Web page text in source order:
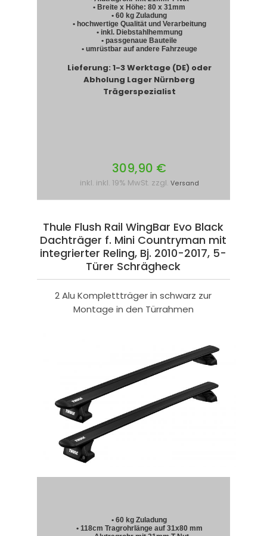
• Breite x Höhe: 80 x 31mm
• 60 kg Zuladung
• hochwertige Qualität und Verarbeitung
• inkl. Diebstahlhemmung
• passgenaue Bauteile
• umrüstbar auf andere Fahrzeuge
Lieferung: 1-3 Werktage (DE) oder
Abholung Lager Nürnberg
Trägerspezialist
309,90 €
inkl. inkl. 19% MwSt. zzgl. Versand
Thule Flush Rail WingBar Evo Black
Dachträger f. Mini Countryman mit
integrierter Reling, Bj. 2010-2017, 5-
Türer Schrägheck
2 Alu Komplettträger in schwarz zur
Montage in den Türrahmen
• 60 kg Zuladung
• 118cm Tragrohrlänge auf 31x80 mm